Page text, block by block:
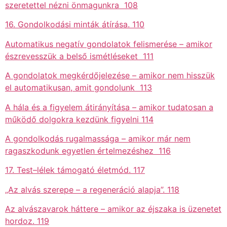
szeretettel nézni önmagunkra 108
16. Gondolkodási minták átírása. 110
Automatikus negatív gondolatok felismerése – amikor
észrevesszük a belső ismétléseket 111
A gondolatok megkérdőjelezése – amikor nem hisszük
el automatikusan, amit gondolunk 113
A hála és a figyelem átirányítása – amikor tudatosan a
működő dolgokra kezdünk figyelni 114
A gondolkodás rugalmassága – amikor már nem
ragaszkodunk egyetlen értelmezéshez 116
17. Test–lélek támogató életmód. 117
„Az alvás szerepe – a regeneráció alapja”. 118
Az alvászavarok háttere – amikor az éjszaka is üzenetet
hordoz. 119